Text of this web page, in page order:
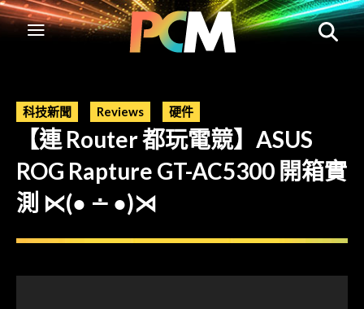
科技新聞 Reviews 硬件
【連 Router 都玩電競】ASUS
ROG Rapture GT-AC5300 開箱實
測 ⋉(● ∸ ●)⋊